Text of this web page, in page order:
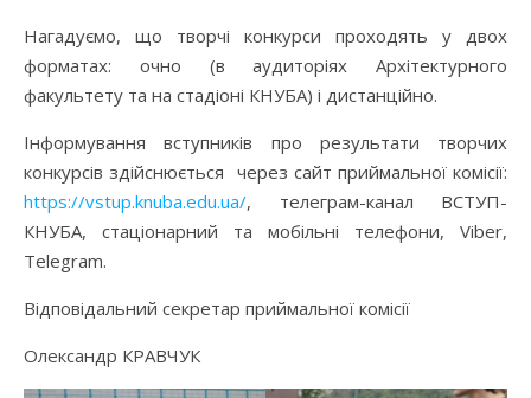
Нагадуємо, що творчі конкурси проходять у двох
форматах: очно (в аудиторіях Архітектурного
факультету та на стадіоні КНУБА) і дистанційно.
Інформування вступників про результати творчих
конкурсів здійснюється через сайт приймальної комісії:
https://vstup.knuba.edu.ua/, телеграм-канал ВСТУП-
КНУБА, стаціонарний та мобільні телефони, Viber,
Telegram.
Відповідальний секретар приймальної комісії
Олександр КРАВЧУК